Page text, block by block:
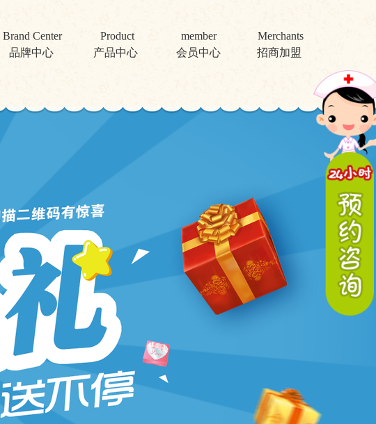
Brand Center
品牌中心
Product
产品中心
member
会员中心
Merchants
招商加盟